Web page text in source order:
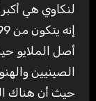
لنكاوي هي أكبر أرخبيل على الساحل الغربي لماليزيا حيث
الصينيين
حيث أن هناك